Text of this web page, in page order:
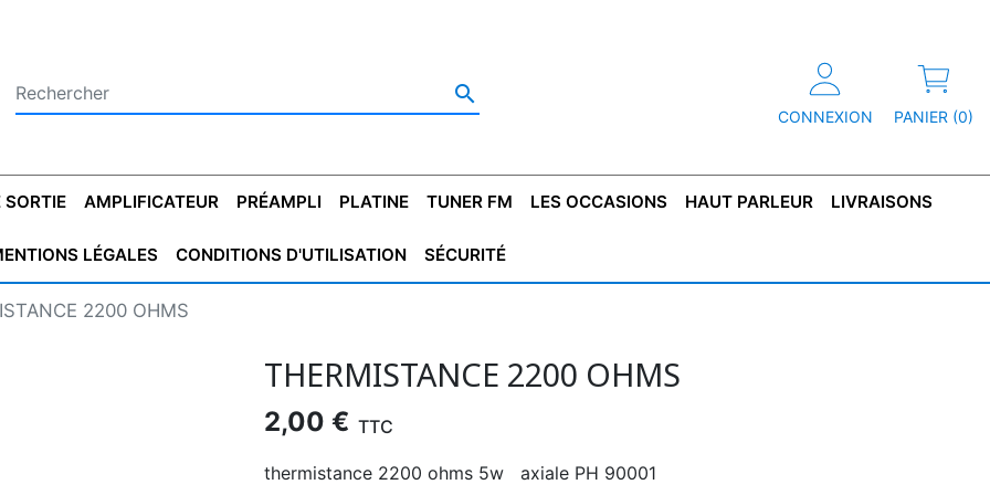

CONNEXION PANIER (0)
CONDENSATEUR
TRANSFO DE SORTIE
AMPLIFICATEUR PRÉAMPLI PLATINE TUNER FM LES OCCASIONS
PLATINES VINYLES MAGNÉTOPHONE
HAUT PARLEUR LIVRAISONS
LÉGALES CONDITIONS D'UTILISATION SÉCURITÉ
2200 OHMS
THERMISTANCE 2200 OHMS
2,00 € TTC
thermistance 2200 ohms 5w axiale PH 90001